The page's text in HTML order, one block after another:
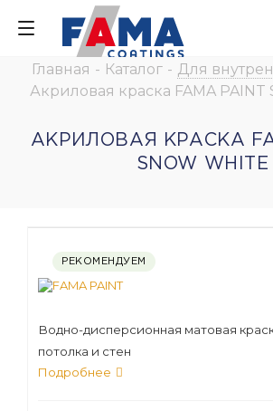
Главная - Каталог - Для
Акриловая краска FAMA PAINT
АКРИЛОВАЯ КРАСКА
SNOW WHITE
РЕКОМЕНДУЕМ
Водно-дисперсионная матовая
потолка и стен
Подробнее